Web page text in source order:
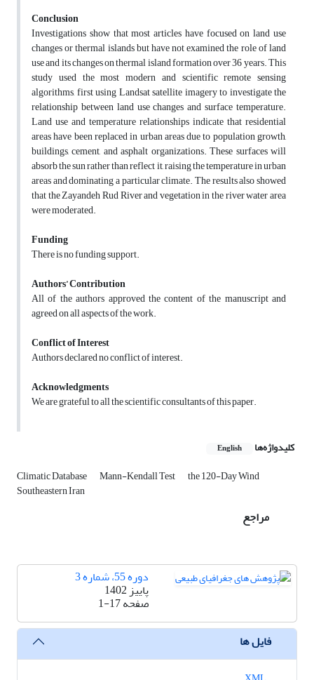
Conclusion
Investigations show that most articles have focused on land use
changes or thermal islands but have not examined the role of land
use and its changes on thermal island formation over 36 years. This
study used the most modern and scientific remote sensing
algorithms, first using Landsat satellite imagery to investigate the
relationship between land use changes and surface temperature.
Land use and temperature relationships indicate that residential
areas have been replaced in urban areas due to population growth,
buildings, cement, and asphalt organizations. These surfaces will
absorb the sun rather than reflect it, raising the temperature in urban
areas and dominating a particular climate. The results also showed
that the Zayandeh Rud River and vegetation in the river water area
were moderated.
Funding
There is no funding support.
Authors’ Contribution
All of the authors approved the content of the manuscript and
agreed on all aspects of the work.
Conflict of Interest
Authors declared no conflict of interest.
Acknowledgments
We are grateful to all the scientific consultants of this paper.
کلیدواژه‌ها English
Climatic Database Mann-Kendall Test the 120-Day Wind
Southeastern Iran
مراجع
دوره 55، شماره 3
پاییز 1402
صفحه1-17
فایل ها